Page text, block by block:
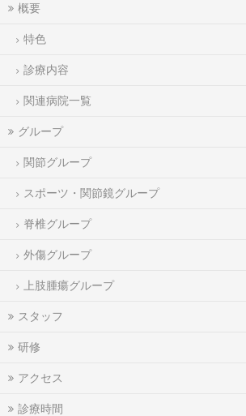
概要
特色
診療内容
関連病院一覧
グループ
関節グループ
スポーツ・関節鏡グループ
脊椎グループ
外傷グループ
上肢腫瘍グループ
スタッフ
研修
アクセス
診療時間